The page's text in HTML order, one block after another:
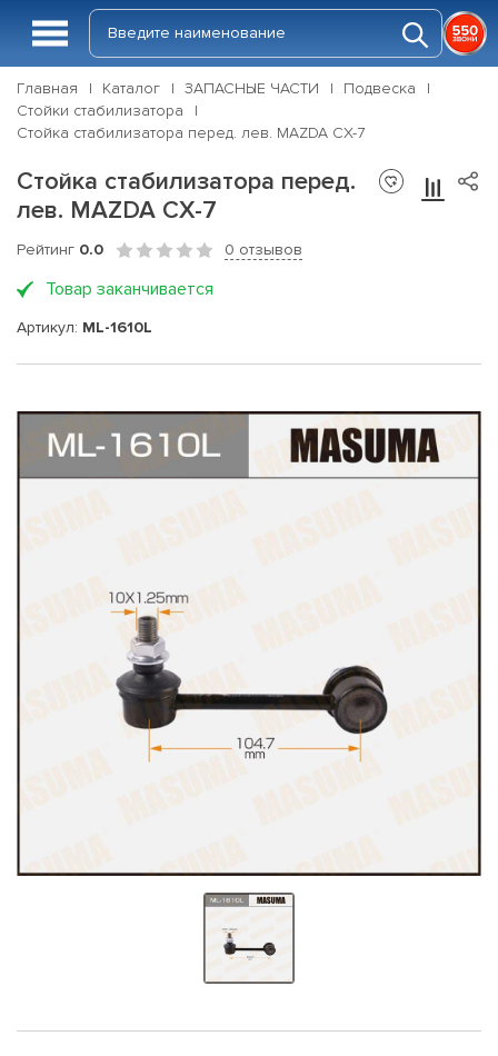
Главная Каталог ЗАПАСНЫЕ ЧАСТИ
Подвеска
Стойки стабилизатора
Стойка стабилизатора перед. лев. MAZDA CX-7
Стойка стабилизатора перед.
лев. MAZDA CX-7
Рейтинг 0.0 0 отзывов
Товар заканчивается
Артикул: ML-1610L